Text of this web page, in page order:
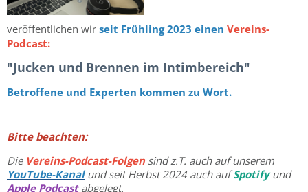
veröffentlichen wir seit Frühling 2023 einen Vereins-
Podcast:
"Jucken und Brennen im Intimbereich"
Betroffene und Experten kommen zu Wort.
Bitte beachten:
Die Vereins-Podcast-Folgensind z.T. auch auf unserem
YouTube-Kanalund seit Herbst 2024 auch aufSpotify und
Apple Podcastabgelegt.